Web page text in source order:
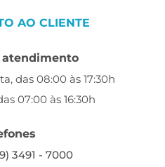
AO CLIENTE
atendimento
das 08:00 às 17:30h
07:00 às 16:30h
3491 - 7000